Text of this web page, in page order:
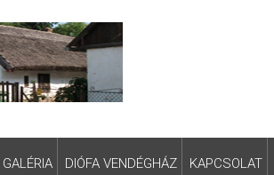
GALÉRIA DIÓFA VENDÉGHÁZ KAPCSOLAT